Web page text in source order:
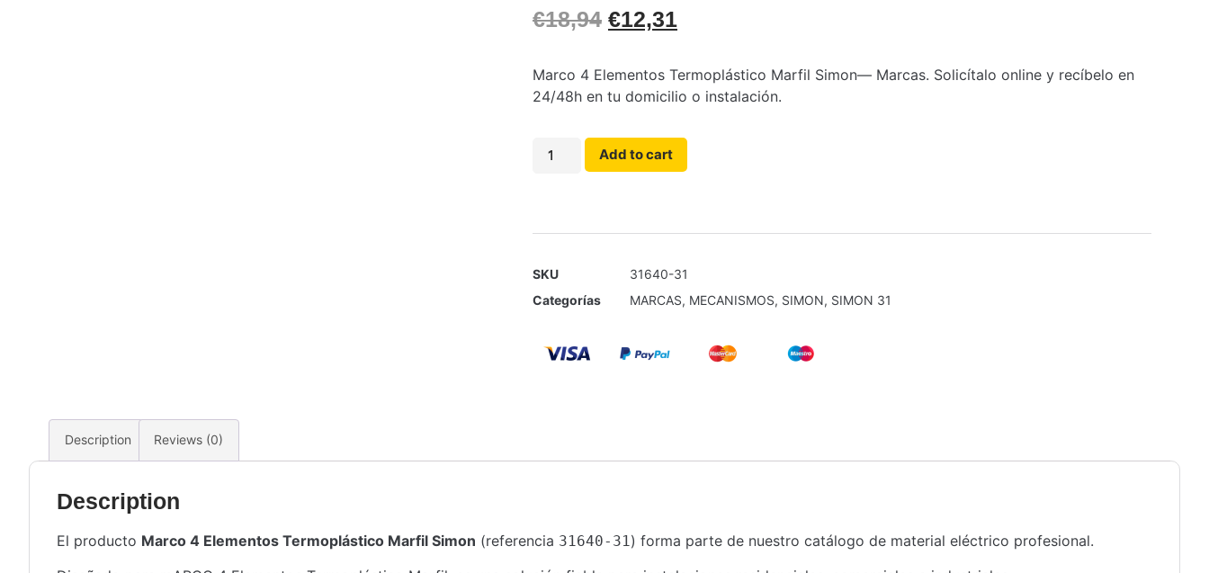
€18,94 €12,31
Marco 4 Elementos Termoplástico Marfil Simon— Marcas. Solicítalo online y recíbelo en
24/48h en tu domicilio o instalación.
Add to cart
SKU
31640-31
Categorías
MARCAS, MECANISMOS, SIMON, SIMON 31
Description Reviews (0)
Description
El producto Marco 4 Elementos Termoplástico Marfil Simon (referencia 31640-31 ) forma parte de nuestro catálogo de material eléctrico profesional.